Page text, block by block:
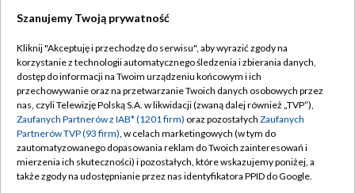
TVP
Abonament TVP
Emisja w TVP
Centrum informacji TVP
Naziemna Telewizja Cyfrowa
Regulamin TVP
Polityka prywatności
Moje zgody
Pomoc
Szanujemy Twoją prywatność
Kliknij "Akceptuję i przechodzę do serwisu", aby wyrazić zgody na
korzystanie z technologii automatycznego śledzenia i zbierania danych,
dostęp do informacji na Twoim urządzeniu końcowym i ich
przechowywanie oraz na przetwarzanie Twoich danych osobowych przez
nas, czyli Telewizję Polską S.A. w likwidacji (zwaną dalej również „TVP”),
Zaufanych Partnerów z IAB* (1201 firm) oraz pozostałych Zaufanych
Partnerów TVP (93 firm), w celach marketingowych (w tym do
zautomatyzowanego dopasowania reklam do Twoich zainteresowań i
mierzenia ich skuteczności) i pozostałych, które wskazujemy poniżej, a
także zgody na udostępnianie przez nas identyfikatora PPID do Google.